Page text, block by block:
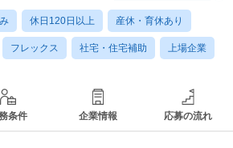
休日120日以上 産休・育休あり
フレックス 社宅・住宅補助 上場企業
条件 企業情報 応募の流れ